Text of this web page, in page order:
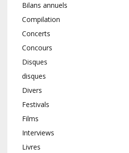
Bilans annuels
Compilation
Concerts
Concours
Disques
disques
Divers
Festivals
Films
Interviews
Livres